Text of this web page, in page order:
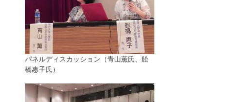
パネルディスカッション（青山薫氏、舩
橋惠子氏）